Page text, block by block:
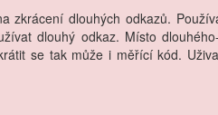
zkrácení dlouhých odkazů.
dlouhý odkaz. Místo
se tak může i měřící kód.